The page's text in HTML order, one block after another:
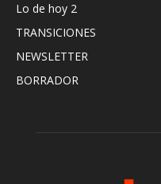
Lo de hoy 2
TRANSICIONES
NEWSLETTER
BORRADOR